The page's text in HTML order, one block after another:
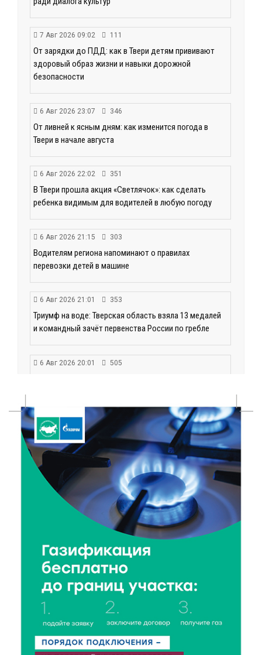
7 Авг 2026 09:02 111
От зарядки до ПДД: как в Твери детям прививают
здоровый образ жизни и навыки дорожной
безопасности
6 Авг 2026 23:07 346
От ливней к ясным дням: как изменится погода в
Твери в начале августа
6 Авг 2026 22:02 351
В Твери прошла акция «Светлячок»: как сделать
ребенка видимым для водителей в любую погоду
6 Авг 2026 21:15 303
Водителям региона напоминают о правилах
перевозки детей в машине
6 Авг 2026 21:01 353
Триумф на воде: Тверская область взяла 13 медалей
и командный зачёт первенства России по гребле
6 Авг 2026 20:01 505
6 Авг 2026 19:01
Забота о пациентах и врачах: в ГКБ №7 стало ещё
комфортнее
6 Авг 2026 18:18 362
Большие деньги для большой модернизации
тверских заводов
6 Авг 2026 18:01 290
«Дух больших побед»: глава спорткомитета оценил
состояние СШОР по гребле в Твери
6 Авг 2026 17:01 337
День рождения Светофора: в детском саду № 6
прошел необычный урок безопасности